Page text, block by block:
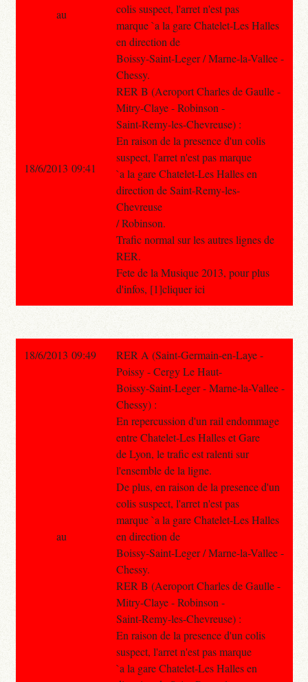
colis suspect, l'arret n'est pas
marque `a la gare Chatelet-Les Halles
en direction de
Boissy-Saint-Leger / Marne-la-Vallee -
Chessy.
RER B (Aeroport Charles de Gaulle -
Mitry-Claye - Robinson -
Saint-Remy-les-Chevreuse) :
En raison de la presence d'un colis
suspect, l'arret n'est pas marque
`a la gare Chatelet-Les Halles en
direction de Saint-Remy-les-
Chevreuse
/ Robinson.
Trafic normal sur les autres lignes de
RER.
Fete de la Musique 2013, pour plus
d'infos, [1]cliquer ici
au
18/6/2013 09:41
18/6/2013 09:49
RER A (Saint-Germain-en-Laye -
Poissy - Cergy Le Haut-
Boissy-Saint-Leger - Marne-la-Vallee -
Chessy) :
En repercussion d'un rail endommage
entre Chatelet-Les Halles et Gare
de Lyon, le trafic est ralenti sur
l'ensemble de la ligne.
De plus, en raison de la presence d'un
colis suspect, l'arret n'est pas
marque `a la gare Chatelet-Les Halles
en direction de
Boissy-Saint-Leger / Marne-la-Vallee -
Chessy.
RER B (Aeroport Charles de Gaulle -
Mitry-Claye - Robinson -
Saint-Remy-les-Chevreuse) :
En raison de la presence d'un colis
suspect, l'arret n'est pas marque
`a la gare Chatelet-Les Halles en
au